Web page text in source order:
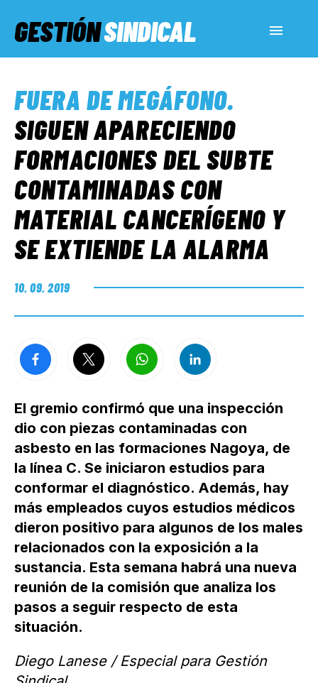
GESTIÓNSINDICAL
SERVICIOS SOCIALES
INFORMES ESPECIALES
FUERA DE MEGÁFONO
FUERA DE MEGÁFONO.
SIGUEN APARECIENDO
FORMACIONES DEL SUBTE
CONTAMINADAS CON
MATERIAL CANCERÍGENO Y
SE EXTIENDE LA ALARMA
10. 09. 2019
El gremio confirmó que una inspección
dio con piezas contaminadas con
asbesto en las formaciones Nagoya, de
la línea C. Se iniciaron estudios para
conformar el diagnóstico. Además, hay
más empleados cuyos estudios médicos
dieron positivo para algunos de los males
relacionados con la exposición a la
sustancia. Esta semana habrá una nueva
reunión de la comisión que analiza los
pasos a seguir respecto de esta
situación.
Diego Lanese / Especial para Gestión